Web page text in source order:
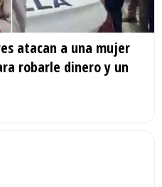
atacan a una mujer
robarle dinero y un